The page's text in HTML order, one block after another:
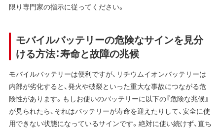
限り専門家の指示に従ってください。
モバイルバッテリーの危険なサインを見分
ける方法：寿命と故障の兆候
モバイルバッテリーは便利ですが、リチウムイオンバッテリーは
内部が劣化すると、発火や破裂といった重大な事故につながる危
険性があります。もしお使いのバッテリーに以下の『危険な兆候』
が見られたら、それはバッテリーが寿命を迎えたりして、安全に使
用できない状態になっているサインです。絶対に使い続けず、直ち